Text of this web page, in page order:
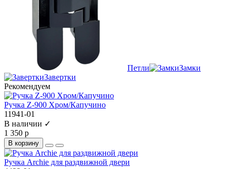
Петли
Замки
Завертки
Рекомендуем
Ручка Z-900 Хром/Капучино
11941-01
В наличии ✓
1 350 р
В корзину
Ручка Archie для раздвижной двери